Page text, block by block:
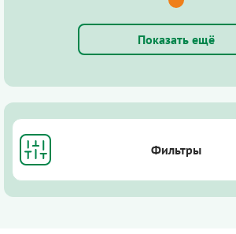
Показать ещё
Фильтры